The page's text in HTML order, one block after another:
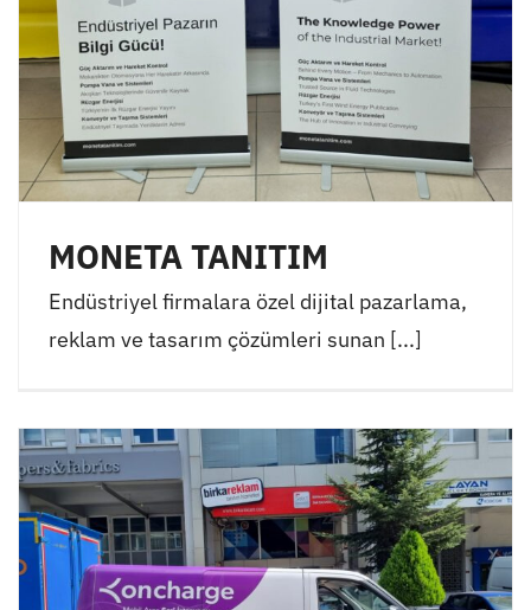
MONETA TANITIM
Endüstriyel firmalara özel dijital pazarlama,
reklam ve tasarım çözümleri sunan [...]